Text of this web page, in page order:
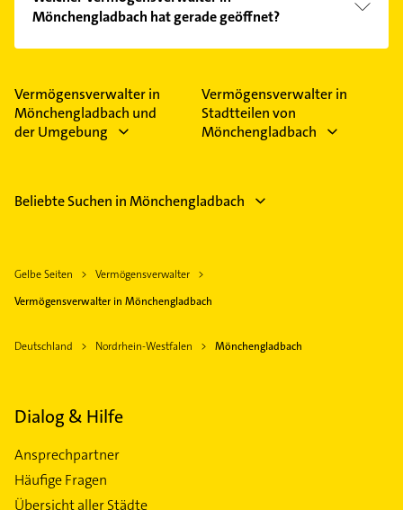
Mönchengladbach hat gerade geöffnet?
Im Anbieter-Bereich finden Sie alleÖffnungszeiten.
Feiertagen abweichen können.
Vermögensverwalter in
Mönchengladbach und
der Umgebung
Vermögensverwalter in
Stadtteilen von
Mönchengladbach
Beliebte Suchen in Mönchengladbach
Gelbe Seiten
Vermögensverwalter
Vermögensverwalter in Mönchengladbach
Deutschland Nordrhein-Westfalen Mönchengladbach
Dialog & Hilfe
Ansprechpartner
Häufige Fragen
Übersicht aller Städte